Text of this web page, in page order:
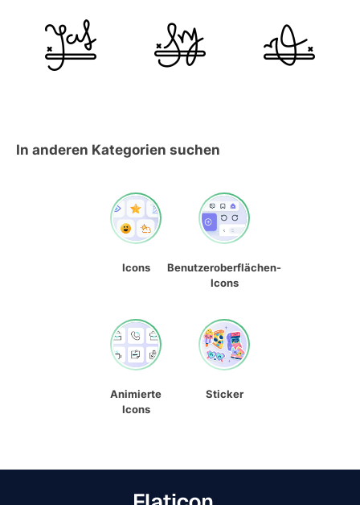
In anderen Kategorien suchen
Icons
Benutzeroberflächen-
Icons
Animierte
Icons
Sticker